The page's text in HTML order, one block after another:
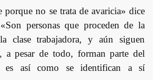
porque no se trata de avaricia» dice
personas que proceden de la
clase trabajadora, y aún siguen
a pesar de todo, forman parte del
es así como se identifican a sí